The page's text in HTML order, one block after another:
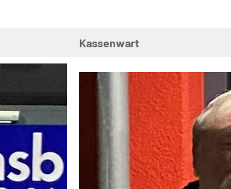
Kassenwart